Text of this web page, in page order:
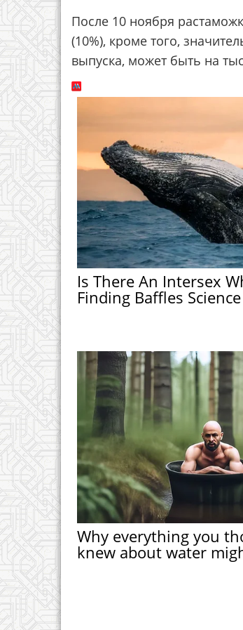
После 10 ноября
(10%), кроме того,
выпуска, может быть на
Is There An Intersex
Finding Baffles Science
Why everything you
knew about water